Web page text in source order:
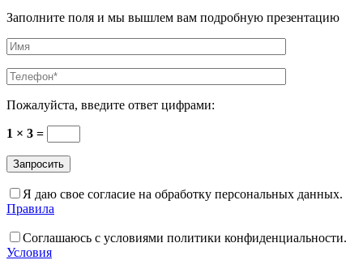
Заполните поля и мы вышлем вам подробную презентацию
Пожалуйста, введите ответ цифрами:
1 × 3 =
Я даю свое согласие на обработку персональных данных.
Правила
Соглашаюсь с условиями политики конфиденциальности.
Условия